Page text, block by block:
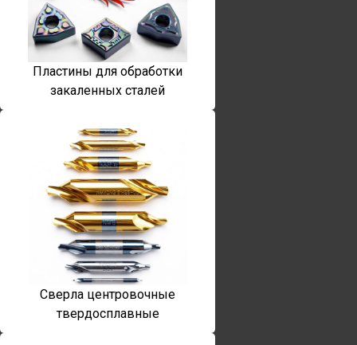
Пластины для обработки
закаленных сталей
Сверла центровочные
твердосплавные